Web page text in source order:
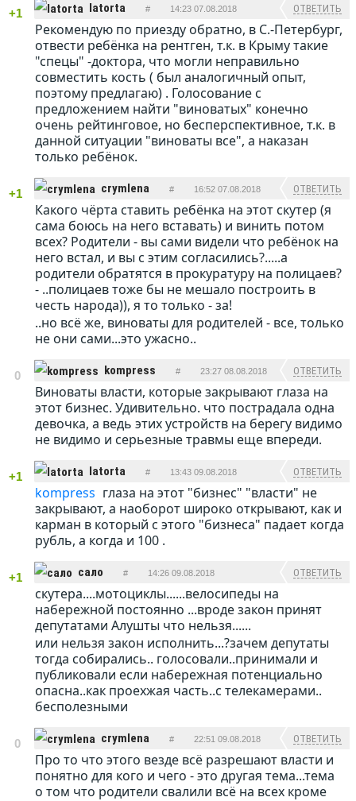
+1 latorta # 14:23 07.08.2018 ОТВЕТИТЬ
Рекомендую по приезду обратно, в С.-Петербург,
отвести ребёнка на рентген, т.к. в Крыму такие
"спецы" -доктора, что могли неправильно
совместить кость ( был аналогичный опыт,
поэтому предлагаю) . Голосование с
предложением найти "виноватых" конечно
очень рейтинговое, но бесперспективное, т.к. в
данной ситуации "виноваты все", а наказан
только ребёнок.
+1 crymlena # 16:52 07.08.2018 ОТВЕТИТЬ
Какого чёрта ставить ребёнка на этот скутер (я
сама боюсь на него вставать) и винить потом
всех? Родители - вы сами видели что ребёнок на
него встал, и вы с этим согласились?.....а
родители обратятся в прокуратуру на полицаев?
- ..полицаев тоже бы не мешало построить в
честь народа)), я то только - за!
..но всё же, виноваты для родителей - все, только
не они сами...это ужасно..
0 kompress # 23:27 08.08.2018 ОТВЕТИТЬ
Виноваты власти, которые закрывают глаза на
этот бизнес. Удивительно. что пострадала одна
девочка, а ведь этих устройств на берегу видимо
не видимо и серьезные травмы еще впереди.
+1 latorta # 13:43 09.08.2018 ОТВЕТИТЬ
kompress глаза на этот "бизнес" "власти" не
закрывают, а наоборот широко открывают, как и
карман в который с этого "бизнеса" падает когда
рубль, а когда и 100 .
+1 сало # 14:26 09.08.2018 ОТВЕТИТЬ
скутера....мотоциклы......велосипеды на
набережной постоянно ...вроде закон принят
депутатами Алушты что нельзя......
или нельзя закон исполнить...?зачем депутаты
тогда собирались.. голосовали..принимали и
публиковали если набережная потенциально
опасна..как проехжая часть..с телекамерами..
бесполезными
0 crymlena # 22:51 09.08.2018 ОТВЕТИТЬ
Про то что этого везде всё разрешают власти и
понятно для кого и чего - это другая тема...тема
о том что родители свалили всё на всех кроме